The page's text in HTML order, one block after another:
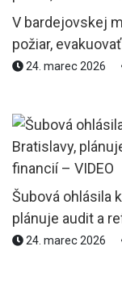
V bardejovskej
požiar,
24. marec 2026
Šubová ohlásila
plánuje audit a
24. marec 2026